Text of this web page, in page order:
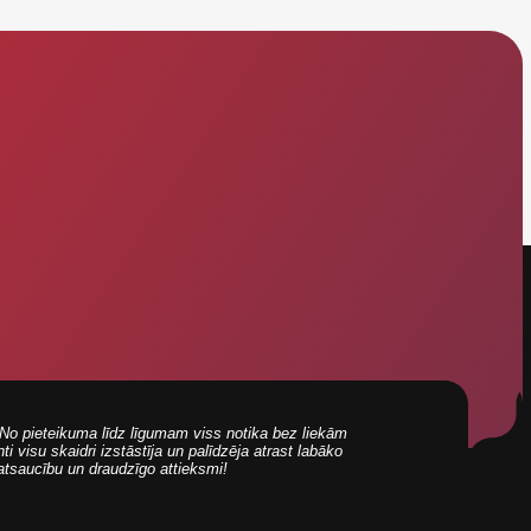
pieteikuma līdz līgumam viss notika bez liekām
visu skaidri izstāstīja un palīdzēja atrast labāko
un draudzīgo attieksmi!